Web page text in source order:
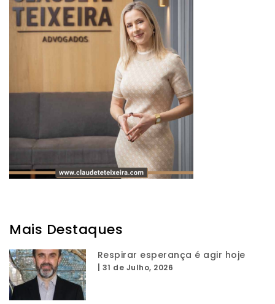
Mais Destaques
Respirar esperança é agir hoje
31 de Julho, 2026